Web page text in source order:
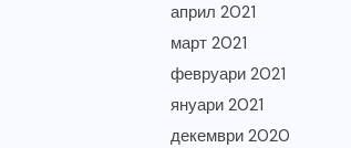
април 2021
март 2021
февруари 2021
януари 2021
декември 2020